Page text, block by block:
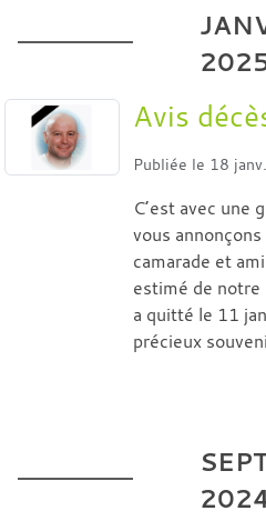
Avis
Publiée le 18
C’est avec une
vous
camarade et
estimé de notre
a quitté le 11
précieux